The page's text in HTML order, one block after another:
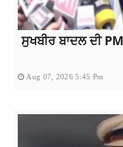
ਸੁਖਬੀਰ ਬਾਦਲ ਦੀ
Aug 07, 2026 5:45 Pm